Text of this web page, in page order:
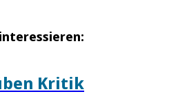
Kritik